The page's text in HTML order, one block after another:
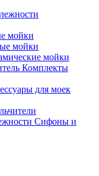
мойки
мойки
мойки
Комплекты
для моек
Сифоны и